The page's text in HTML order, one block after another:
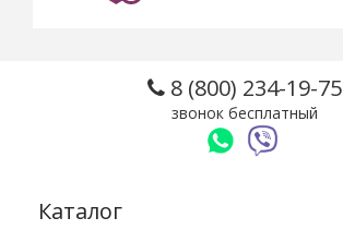
8 (800) 234-19-75
звонок бесплатный
Каталог